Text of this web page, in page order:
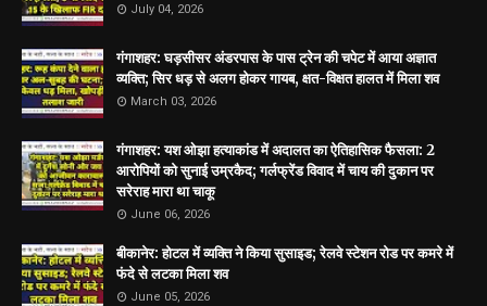
July 04, 2026
गंगाशहर: घड़सीसर अंडरपास के पास ट्रेन की चपेट में आया अज्ञात
व्यक्ति; सिर धड़ से अलग होकर गायब, क्षत-विक्षत हालत में मिला शव
March 03, 2026
गंगाशहर: यश ओझा हत्याकांड में अदालत का ऐतिहासिक फैसला: 2
आरोपियों को सुनाई उम्रकैद; गर्लफ्रेंड विवाद में चाय की दुकान पर
सरेराह मारा था चाकू
June 06, 2026
बीकानेर: होटल में व्यक्ति ने किया सुसाइड; रेलवे स्टेशन रोड पर कमरे में
फंदे से लटका मिला शव
June 05, 2026